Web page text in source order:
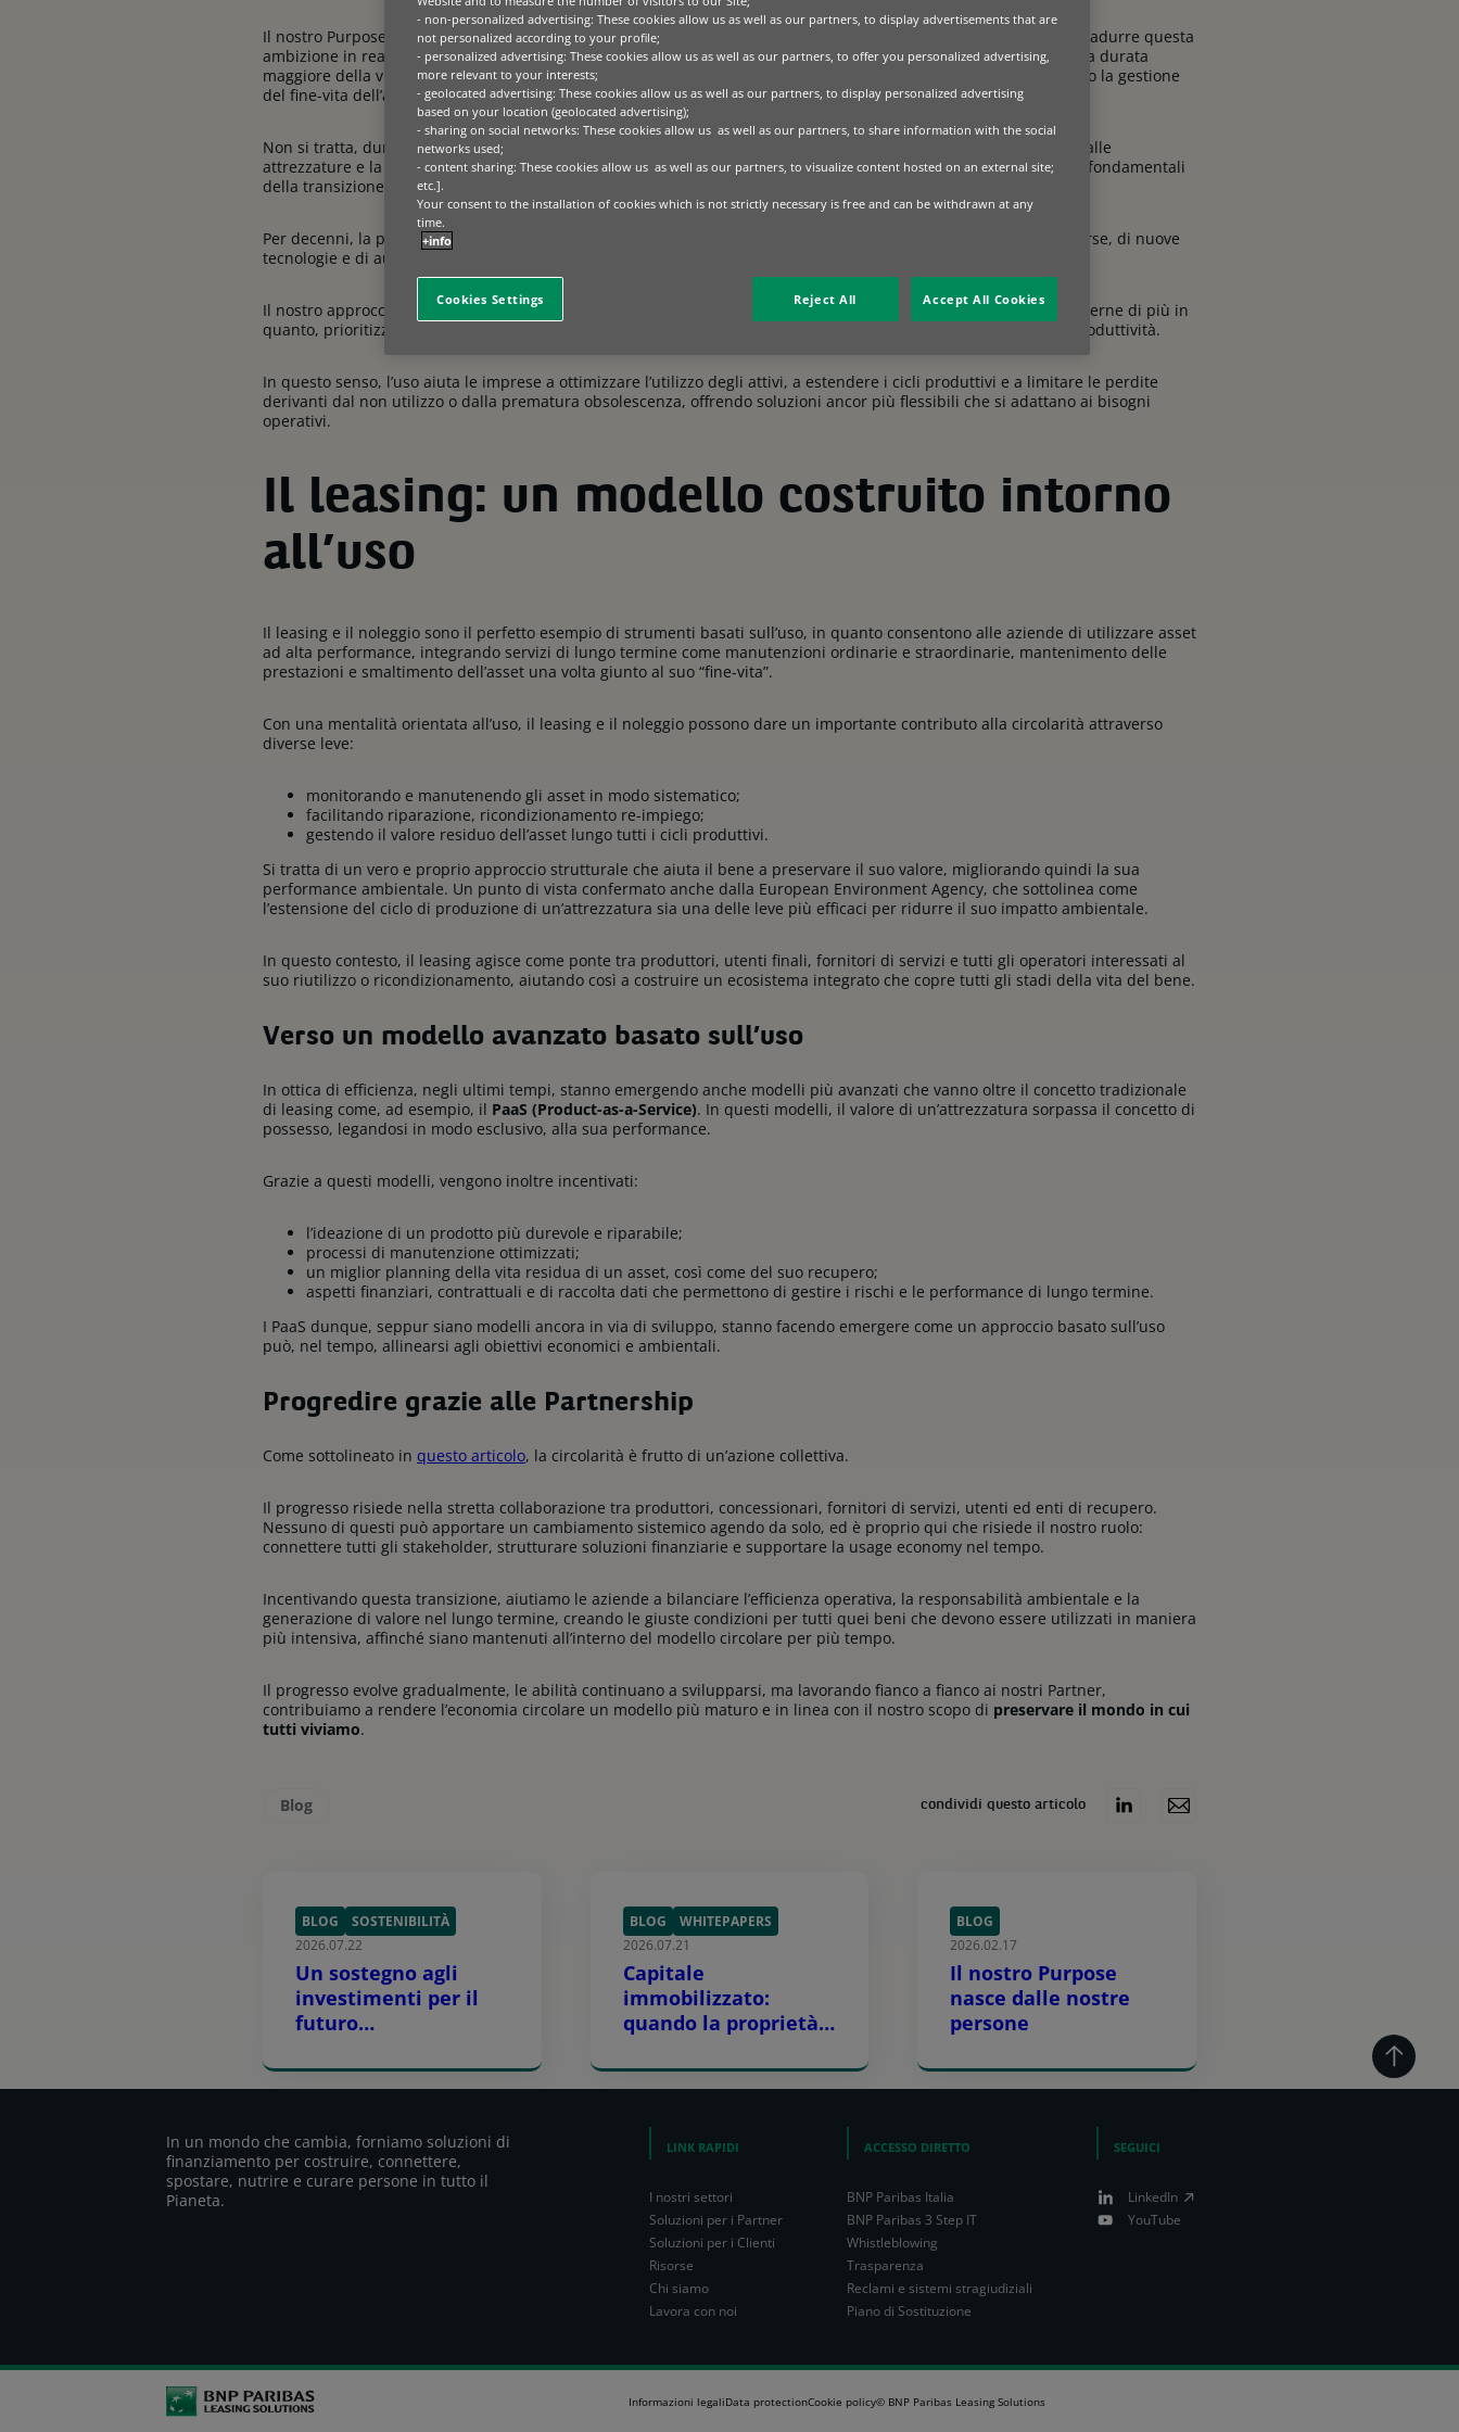
Il nostro Purpose è un impegno asbloccare l’economia circolare per preservare il mondo in cui tutti viviamo
. Tradurre questa
ambizione in realtà non è una mera intenzione. Occorre strutturare nuovi modelli di business che supportino una durata
maggiore della vita utile di un asset, che incrementino l’efficienza nell’utilizzo delle risorse e che responsabilizzino la gestione
del fine-vita dell’asset stesso.
Non si tratta, dunque, di un semplice cambio di terminologia. L’uso infatti trasforma l’accessibilità delle imprese alle
attrezzature e la loro gestione nel tempo, generando valore, ed è proprio l’uso che può diventare uno dei pilastri fondamentali
della transizione verso modelli più circolari.
Per decenni, la performance economica era costruita intorno al possesso ma, in un contesto di scarsità delle risorse, di nuove
tecnologie e di aumento degli standard ambientali, questo modello è sempre più sotto pressione.
Il nostro approccio è diverso: utilizzare al meglio le potenzialità di un asset apporta più benefici rispetto a possederne di più in
quanto, prioritizzare la performance e la longevità rispetto ai volumi, aiuta a ridurre gli sprechi e migliorare la produttività.
In questo senso, l’uso aiuta le imprese a ottimizzare l’utilizzo degli attivi, a estendere i cicli produttivi e a limitare le perdite
derivanti dal non utilizzo o dalla prematura obsolescenza, offrendo soluzioni ancor più flessibili che si adattano ai bisogni
operativi.
Il leasing: un modello costruito intorno
all’uso
Il leasing e il noleggio sono il perfetto esempio di strumenti basati sull’uso, in quanto consentono alle aziende di utilizzare asset
ad alta performance, integrando servizi di lungo termine come manutenzioni ordinarie e straordinarie, mantenimento delle
prestazioni e smaltimento dell’asset una volta giunto al suo “fine-vita”.
Con una mentalità orientata all’uso, il leasing e il noleggio possono dare un importante contributo alla circolarità attraverso
diverse leve:
monitorando e manutenendo gli asset in modo sistematico;
facilitando riparazione, ricondizionamento re-impiego;
gestendo il valore residuo dell’asset lungo tutti i cicli produttivi.
Si tratta di un vero e proprio approccio strutturale che aiuta il bene a preservare il suo valore, migliorando quindi la sua
performance ambientale. Un punto di vista confermato anche dalla European Environment Agency, che sottolinea come
l’estensione del ciclo di produzione di un’attrezzatura sia una delle leve più efficaci per ridurre il suo impatto ambientale.
In questo contesto, il leasing agisce come ponte tra produttori, utenti finali, fornitori di servizi e tutti gli operatori interessati al
suo riutilizzo o ricondizionamento, aiutando così a costruire un ecosistema integrato che copre tutti gli stadi della vita del bene.
Verso un modello avanzato basato sull’uso
In ottica di efficienza, negli ultimi tempi, stanno emergendo anche modelli più avanzati che vanno oltre il concetto tradizionale
di leasing come, ad esempio, il PaaS (Product-as-a-Service). In questi modelli, il valore di un’attrezzatura sorpassa il concetto di
possesso, legandosi in modo esclusivo, alla sua performance.
Grazie a questi modelli, vengono inoltre incentivati:
l’ideazione di un prodotto più durevole e riparabile;
processi di manutenzione ottimizzati;
un miglior planning della vita residua di un asset, così come del suo recupero;
aspetti finanziari, contrattuali e di raccolta dati che permettono di gestire i rischi e le performance di lungo termine.
I PaaS dunque, seppur siano modelli ancora in via di sviluppo, stanno facendo emergere come un approccio basato sull’uso
può, nel tempo, allinearsi agli obiettivi economici e ambientali.
Progredire grazie alle Partnership
Come sottolineato in questo articolo, la circolarità è frutto di un’azione collettiva.
Il progresso risiede nella stretta collaborazione tra produttori, concessionari, fornitori di servizi, utenti ed enti di recupero.
Nessuno di questi può apportare un cambiamento sistemico agendo da solo, ed è proprio qui che risiede il nostro ruolo:
connettere tutti gli stakeholder, strutturare soluzioni finanziarie e supportare la usage economy nel tempo.
Incentivando questa transizione, aiutiamo le aziende a bilanciare l’efficienza operativa, la responsabilità ambientale e la
generazione di valore nel lungo termine, creando le giuste condizioni per tutti quei beni che devono essere utilizzati in maniera
più intensiva, affinché siano mantenuti all’interno del modello circolare per più tempo.
Il progresso evolve gradualmente, le abilità continuano a svilupparsi, ma lavorando fianco a fianco ai nostri Partner,
contribuiamo a rendere l’economia circolare un modello più maturo e in linea con il nostro scopo di preservare il mondo in cui
tutti viviamo.
Blog condividi questo articolo
BLOG
SOSTENIBILITÀ
2026.07.22
Un sostegno agli
investimenti per il
futuro
europea, in
collaborazione con la
Investimenti
BLOG
WHITEPAPERS
2026.07.21
Capitale
immobilizzato:
quando la proprietà
alla crescita
BLOG
2026.02.17
Il nostro Purpose
nasce dalle nostre
persone
In un mondo che cambia, forniamo soluzioni di
finanziamento per costruire, connettere,
spostare, nutrire e curare persone in tutto il
Pianeta.
LINK RAPIDI
I nostri settori
Soluzioni per i Partner
Soluzioni per i Clienti
Risorse
Chi siamo
Lavora con noi
ACCESSO DIRETTO
BNP Paribas Italia
BNP Paribas 3 Step IT
Whistleblowing
Trasparenza
Reclami e sistemi stragiudiziali
Piano di Sostituzione
SEGUICI
LinkedIn
YouTube
Informazioni legaliData protectionCookie policy© BNP Paribas Leasing Solutions
- non-personalized advertising: These cookies allow us as well as our partners, to display advertisements that are
not personalized according to your profile;
- personalized advertising: These cookies allow us as well as our partners, to offer you personalized advertising,
more relevant to your interests;
- geolocated advertising: These cookies allow us as well as our partners, to display personalized advertising
based on your location (geolocated advertising);
- sharing on social networks: These cookies allow us as well as our partners, to share information with the social
networks used;
- content sharing: These cookies allow us as well as our partners, to visualize content hosted on an external site;
etc.].
Your consent to the installation of cookies which is not strictly necessary is free and can be withdrawn at any
time.
+info
Cookies Settings Reject All Accept All Cookies